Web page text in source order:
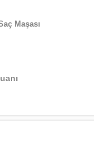
Maşası